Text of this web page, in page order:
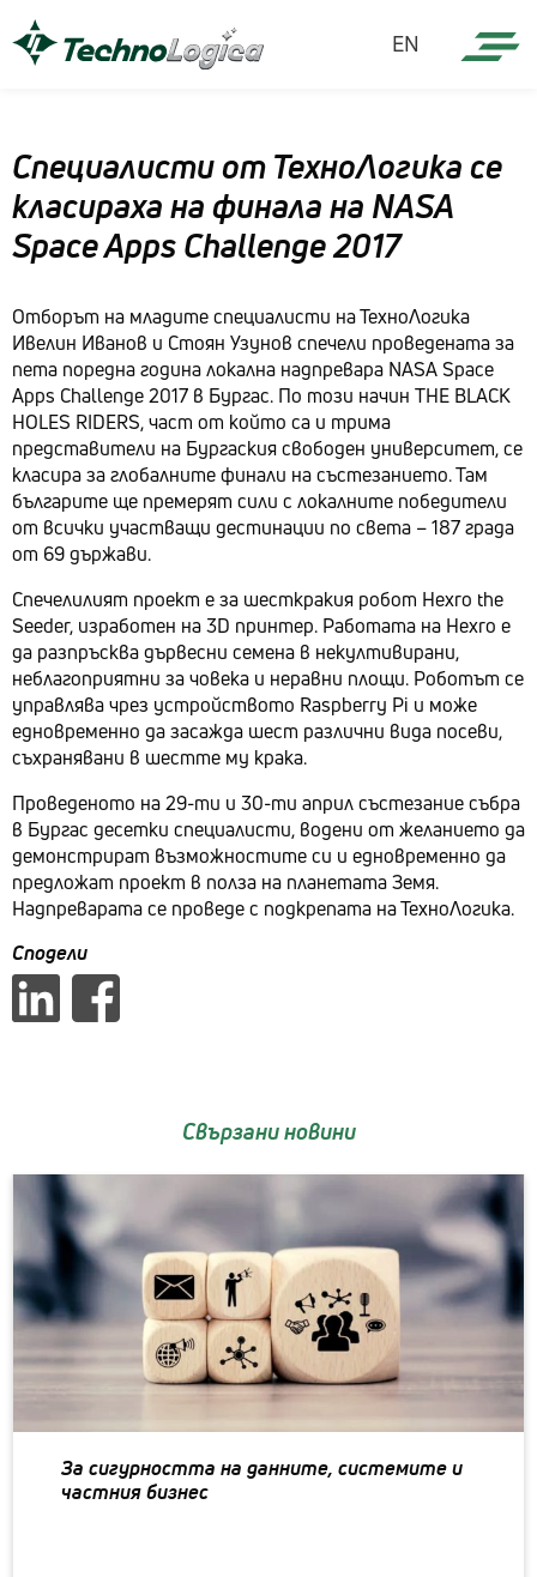
EN
Специалисти от ТехноЛогика се
класираха на финала на NASA
Space Apps Challenge 2017
Отборът на младите специалисти на ТехноЛогика
Ивелин Иванов и Стоян Узунов спечели проведената за
пета поредна година локална надпревара NASA Space
Apps Challenge 2017 в Бургас. По този начин THE BLACK
HOLES RIDERS, част от който са и трима
представители на Бургаския свободен университет, се
класира за глобалните финали на състезанието. Там
българите ще премерят сили с локалните победители
от всички участващи дестинации по света – 187 града
от 69 държави.
Спечелилият проект е за шесткракия робот Hexro the
Seeder, изработен на 3D принтер. Работата на Hexro е
да разпръсква дървесни семена в некултивирани,
неблагоприятни за човека и неравни площи. Роботът се
управлява чрез устройството Raspberry Pi и може
едновременно да засажда шест различни вида посеви,
съхранявани в шестте му крака.
Проведеното на 29-ти и 30-ти април състезание събра
в Бургас десетки специалисти, водени от желанието да
демонстрират възможностите си и едновременно да
предложат проект в полза на планетата Земя.
Надпреварата се проведе с подкрепата на ТехноЛогика.
Сподели
Свързани новини
За сигурността на данните, системите и
частния бизнес